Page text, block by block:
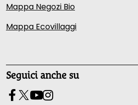
Mappa Negozi Bio
Mappa Ecovillaggi
Seguici anche su